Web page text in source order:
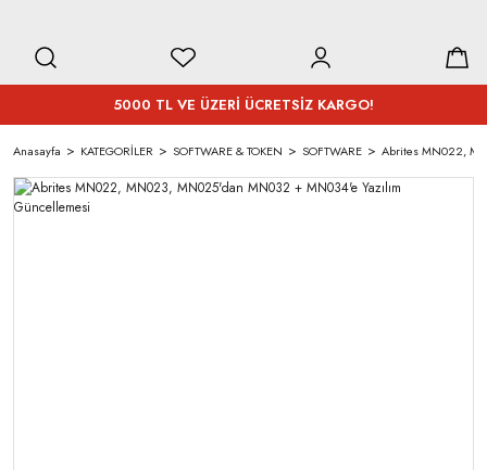
5000 TL VE ÜZERİ ÜCRETSİZ KARGO!
Anasayfa KATEGORİLER SOFTWARE & TOKEN SOFTWARE Abrites MN022,